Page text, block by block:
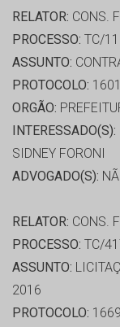
RELATOR: CONS.
PROCESSO: TC/
ASSUNTO:
PROTOCOLO:
ORGÃO:
INTERESSADO(S):
SIDNEY FORONI
ADVOGADO(S):
RELATOR: CONS.
PROCESSO: TC/
ASSUNTO:
2016
PROTOCOLO: